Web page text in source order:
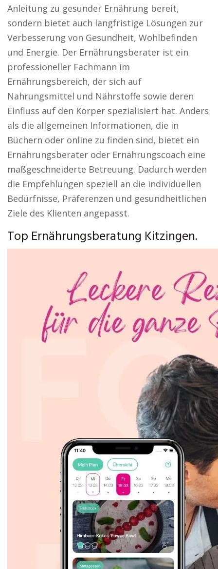
Anleitung zu gesunder Ernährung bereit,
sondern bietet auch langfristige Lösungen zur
Verbesserung von Gesundheit, Wohlbefinden
und Energie. Der Ernährungsberater ist ein
professioneller Fachmann im
Ernährungsbereich, der sich auf
Nahrungsmittel und Nährstoffe sowie deren
Einfluss auf den Körper spezialisiert hat. Anders
als die allgemeinen Informationen, die in
Büchern oder online zu finden sind, bietet ein
Ernährungsberater oder Ernährungscoach eine
maßgeschneiderte Betreuung. Dadurch werden
die Empfehlungen speziell an die individuellen
Bedürfnisse, Präferenzen und gesundheitlichen
Ziele des Klienten angepasst.
Top Ernährungsberatung Kitzingen.